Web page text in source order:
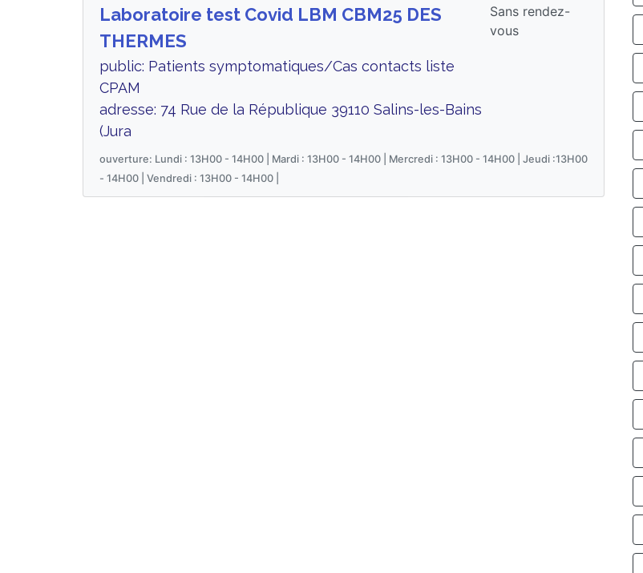
Laboratoire test Covid LBM CBM25 DES
THERMES
public: Patients symptomatiques/Cas contacts liste
CPAM
adresse: 74 Rue de la République 39110 Salins-les-Bains
(Jura
Sans rendez-
vous
ouverture: Lundi : 13H00 - 14H00 | Mardi : 13H00 - 14H00 | Mercredi : 13H00 - 14H00 | Jeudi :13H00
- 14H00 | Vendredi : 13H00 - 14H00 |